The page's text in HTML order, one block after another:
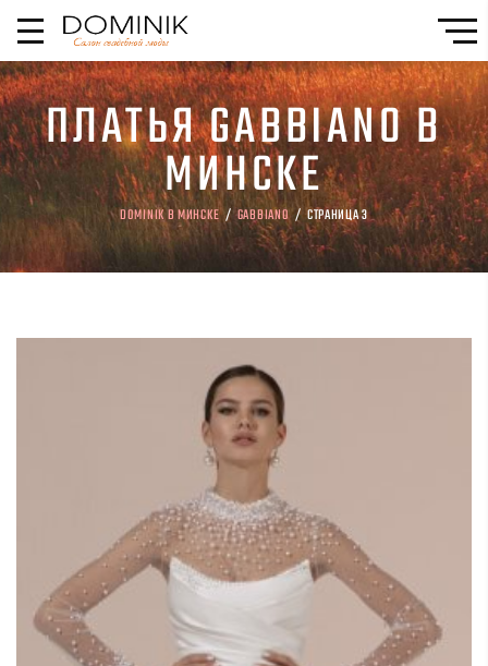
ПЛАТЬЯ GABBIANO В
МИНСКЕ
DOMINIK В МИНСКЕ/GABBIANO/ СТРАНИЦА 3